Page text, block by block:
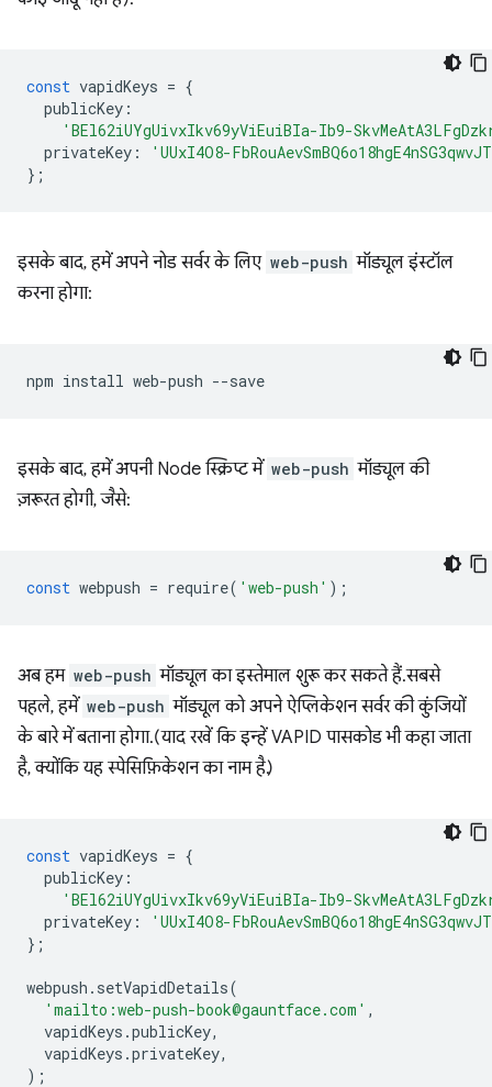
const vapidKeys = {
publicKey :
'BEl62iUYgUivxIkv69yViEuiBIa-Ib9-
privateKey :
'UUxI4O8-
};
इसके बाद, हमें अपने नोड सर्वर के लिए web-push मॉड्यूल इंस्टॉल
करना होगा:
npm install web-push
इसके बाद, हमें अपनी Node स्क्रिप्ट में web-push मॉड्यूल की
ज़रूरत होगी, जैसे:
const webpush = require( 'web-push' );
अब हम web-push मॉड्यूल का इस्तेमाल शुरू कर सकते हैं. सबसे
पहले, हमें web-push मॉड्यूल को अपने ऐप्लिकेशन सर्वर की कुंजियों
के बारे में बताना होगा. (याद रखें कि इन्हें VAPID पासकोड भी कहा जाता
है, क्योंकि यह स्पेसिफ़िकेशन का नाम है.)
const vapidKeys = {
publicKey :
'BEl62iUYgUivxIkv69yViEuiBIa-Ib9-
privateKey :
'UUxI4O8-
};
webpush . setVapidDetails(
'mailto:web-push-book@gauntface.com' ,
vapidKeys .publicKey,
vapidKeys .privateKey,
);